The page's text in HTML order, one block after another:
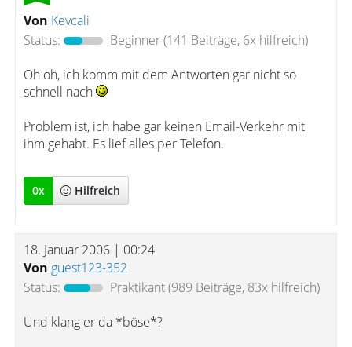
Von Kevcali
Status:
Beginner(141 Beiträge, 6x hilfreich)
Oh oh, ich komm mit dem Antworten gar nicht so
schnell nach
Problem ist, ich habe gar keinen Email-Verkehr mit
ihm gehabt. Es lief alles per Telefon.
0x Hilfreich
18. Januar 2006 | 00:24
Von guest123-352
Status:
Praktikant(989 Beiträge, 83x hilfreich)
Und klang er da *böse*?